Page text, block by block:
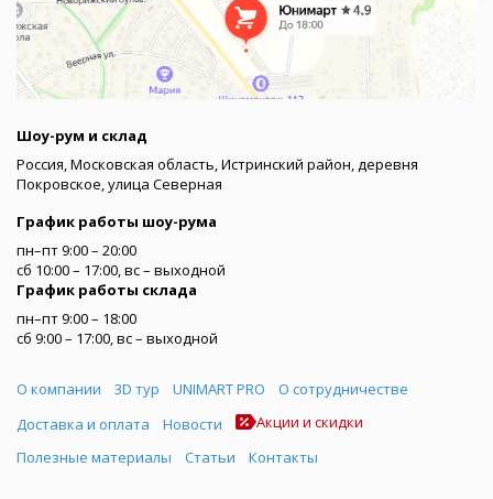
Шоу-рум и склад
Россия, Московская область, Истринский район, деревня
Покровское, улица Северная
График работы шоу-рума
пн–пт 9:00 – 20:00
сб 10:00 – 17:00, вс – выходной
График работы склада
пн–пт 9:00 – 18:00
сб 9:00 – 17:00, вс – выходной
Меню
О компании 3D тур UNIMART PRO
О сотрудничестве
Доставка и оплата
Новости
Акции и скидки
Полезные материалы
Статьи Контакты